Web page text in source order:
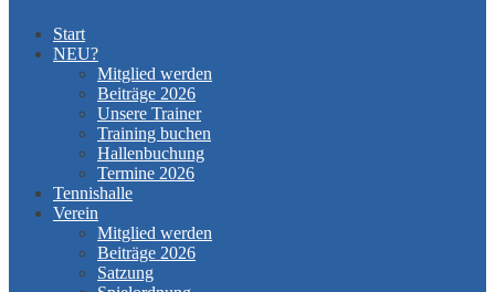
Start
NEU?
Mitglied werden
Beiträge 2026
Unsere Trainer
Training buchen
Hallenbuchung
Termine 2026
Tennishalle
Verein
Mitglied werden
Beiträge 2026
Satzung